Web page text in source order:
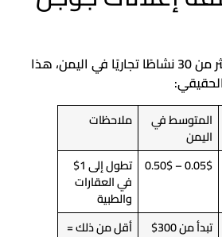
بعد تحليل حملات لأكثر من 30 نشاطًا تجاريًا في اليمن، هذا
المتوسط في
اليمن
ملاحظات
0.05$ – 0.50$ تطول إلى 1$
في العقارات
والطبية
تبدأ من 300$ أقل من ذلك =